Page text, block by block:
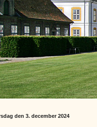
den 3. december 2024